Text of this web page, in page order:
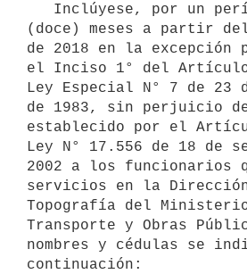
(doce) meses a partir del
de 2018 en la excepción
el Inciso 1° del
Ley Especial N° 7 de 23
de 1983, sin perjuicio
establecido por el
Ley N° 17.556 de 18 de
2002 a los funcionarios
servicios en la
Topografía del
Transporte y Obras
nombres y cédulas se
continuación: